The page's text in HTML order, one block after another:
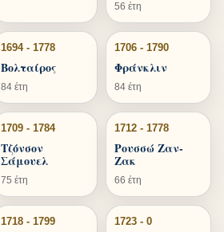
56 έτη
1694 - 1778
Βολταίρος
84 έτη
1706 - 1790
Φράνκλιν
84 έτη
1709 - 1784
Τζόνσον
Σάμουελ
75 έτη
1712 - 1778
Ρουσσώ Ζαν-
Ζακ
66 έτη
1718 - 1799 1723 - 0